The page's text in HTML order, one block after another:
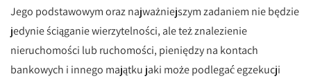
Jego podstawowym oraz najważniejszym zadaniem nie będzie
jedynie ściąganie wierzytelności, ale też znalezienie
nieruchomości lub ruchomości, pieniędzy na kontach
bankowych i innego majątku jaki może podlegać egzekucji